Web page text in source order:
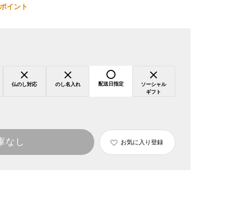
ポイント
仏のし対応 のし名入れ 配送日指定
ソーシャル
ギフト
なし お気に入り登録